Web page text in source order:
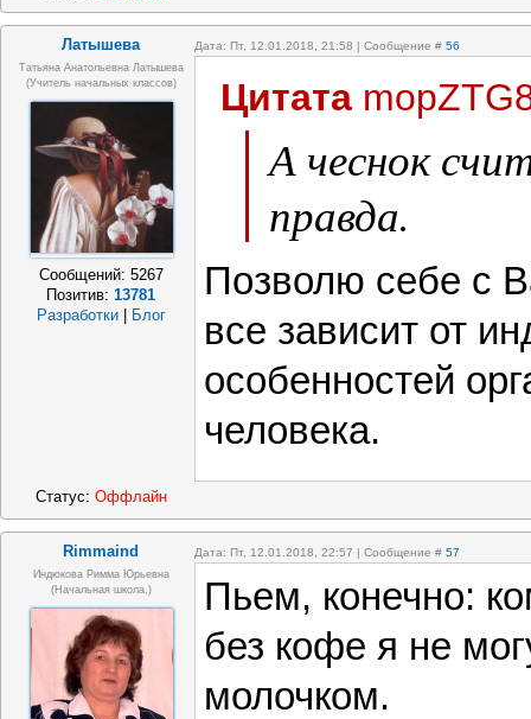
Латышева Дата: Пт, 12.01.2018, 21:58 | Сообщение # 56
Татьяна Анатольевна Латышева
(учитель начальных классов)
Сообщений: 5267
Позитив:13781
Разработки
Блог
Цитата
А чеснок
правда.
Позволю себе с
все зависит от
особенностей
человека.
Статус: Оффлайн
Rimmaind Дата: Пт, 12.01.2018, 22:57 | Сообщение # 57
Индюкова Римма Юрьевна
(Начальная школа,)
Пьем, конечно:
без кофе я не
молочком.